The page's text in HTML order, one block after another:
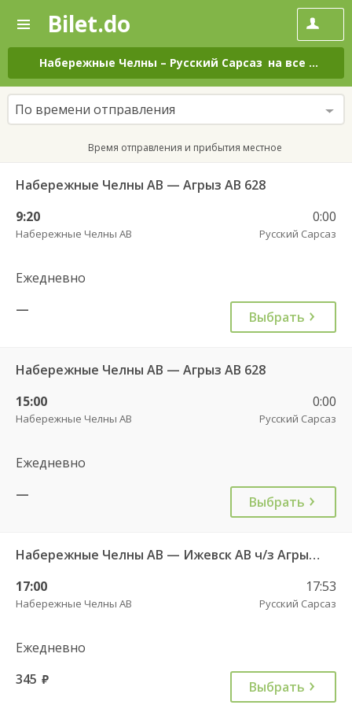
—
Поиск
и
покупка
билетов
на
автобус
онлайн
Bilet.do
Набережные Челны – Русский Сарсаз на все дни
По времени отправления
Время отправления и прибытия местное
Набережные Челны АВ — Агрыз АВ 628
9:20
Набережные Челны АВ
0:00
Русский Сарсаз
Ежедневно
—
Выбрать
Набережные Челны АВ — Агрыз АВ 628
15:00
Набережные Челны АВ
0:00
Русский Сарсаз
Ежедневно
—
Выбрать
Набережные Челны АВ — Ижевск АВ ч/з Агрыз АВ 627
17:00
Набережные Челны АВ
17:53
Русский Сарсаз
Ежедневно
345 руб. Выбрать